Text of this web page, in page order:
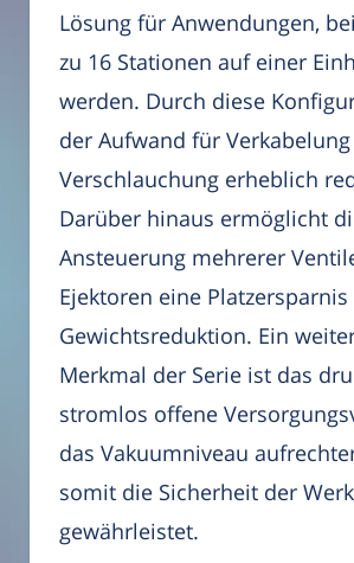
Lösung für Anwendungen,
zu 16 Stationen auf einer
werden. Durch diese
der Aufwand für
Verschlauchung erheblich
Darüber hinaus ermöglicht
Ansteuerung mehrerer
Ejektoren eine
Gewichtsreduktion. Ein
Merkmal der Serie ist das
stromlos offene
das Vakuumniveau
somit die Sicherheit der
gewährleistet.